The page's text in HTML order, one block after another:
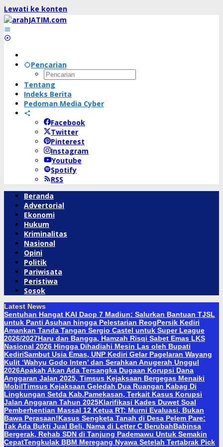
Lewati ke konten
Pencarian
Tentang
Indeks Berita
Pedoman Media Cyber
Facebook
Twitter
Pinterest
Instagram
Youtube
Spotify
RSS
Beranda
Advertorial
Ekonomi
Hukum
Kriminalitas
Nasional
Opini
Politik
Pariwisata
Peristiwa
Sosok
Latest News
Sentuhan Hangat KAI Daop 7 Madiun: Salurkan Bantuan TJSL
untuk Panti Asuhan hingga Pelestarian ReogPersik Kediri
Amankan Tanda Tangan Sergio Castel untuk Super League
2026/2027Haru dan Bangga, Hamzah Risqi Sabet Emas LKS
Nasional 2026 Hingga Dihadiahi Mesin Las oleh Bupati
KediriSambut Usia Emas, UNP Kediri Gelar Pagelaran Wayang
Kulit ‘Wahyu Godo Inten’ dan Serahkan Anugerah Unggul
2026Apakah Akan Ada Tersangka Dugaan Korupsi Dana
Anggaran Jalan 2025, Timsus Kejaksaan Bergegas Menaiki
MobilTimsus Kejaksaan Geledah Dua Ruangan Kabag Di
Lingkungan Setda Kab.Pamekasan, Terkait Kasus Korupsi
Jalan Anggaran Tahun 2025Klarifikasi Kades Duwet Soal
Pemberhentian Massal 12 Ketua RT: Murni Evaluasi, Bukan
Bawa Perasaan!Kasus Sengketa Tanah di Desa Pelem Pare:
Tak Ada Bukti Jual Beli, Nama di Letter C BerubahBabinsa
Bergerak, Rehab SDN di Tanjung Pademawu Untuk Semakin
CepatTengkulak BBM Meregang Nyawa Setelah Tertabrak Pick